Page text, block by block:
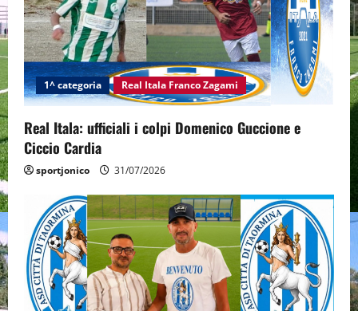
1^ categoria Real Itala Franco Zagami
Real Itala: ufficiali i colpi Domenico Guccione e
Ciccio Cardia
sportjonico 31/07/2026